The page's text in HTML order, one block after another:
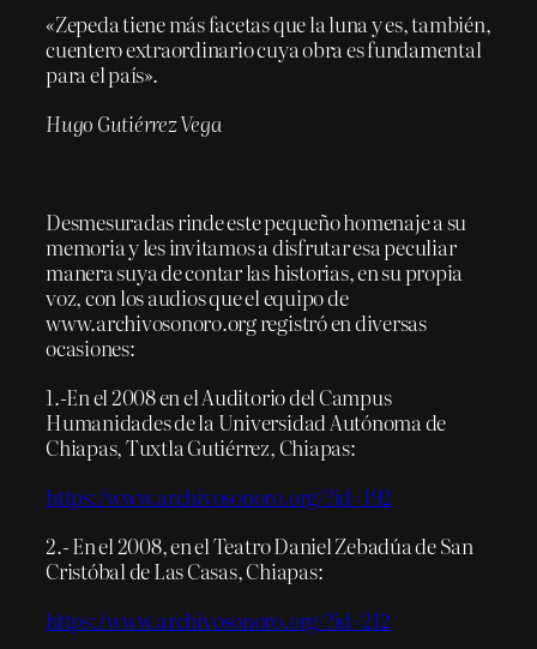
«Zepeda tiene más facetas que la luna y es, también,
cuentero extraordinario cuya obra es fundamental
para el país».
Hugo Gutiérrez Vega
Desmesuradas rinde este pequeño homenaje a su
memoria y les invitamos a disfrutar esa peculiar
manera suya de contar las historias, en su propia
voz, con los audios que el equipo de
www.archivosonoro.org registró en diversas
ocasiones:
1.-En el 2008 en el Auditorio del Campus
Humanidades de la Universidad Autónoma de
Chiapas, Tuxtla Gutiérrez, Chiapas:
https://www.archivosonoro.org/?id=192
2.- En el 2008, en el Teatro Daniel Zebadúa de San
Cristóbal de Las Casas, Chiapas:
https://www.archivosonoro.org/?id=212